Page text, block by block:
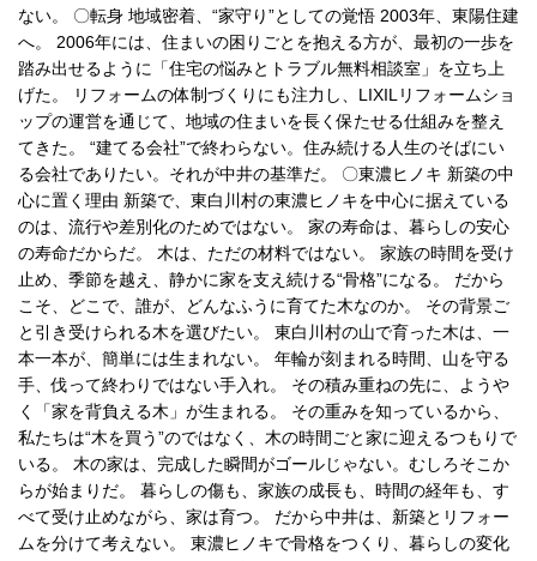
ない。 〇転身 地域密着、“家守り”としての覚悟 2003年、東陽住建
へ。 2006年には、住まいの困りごとを抱える方が、最初の一歩を
踏み出せるように「住宅の悩みとトラブル無料相談室」を立ち上
げた。 リフォームの体制づくりにも注力し、LIXILリフォームショ
ップの運営を通じて、地域の住まいを長く保たせる仕組みを整え
てきた。 “建てる会社”で終わらない。住み続ける人生のそばにい
る会社でありたい。それが中井の基準だ。 〇東濃ヒノキ 新築の中
心に置く理由 新築で、東白川村の東濃ヒノキを中心に据えている
のは、流行や差別化のためではない。 家の寿命は、暮らしの安心
の寿命だからだ。 木は、ただの材料ではない。 家族の時間を受け
止め、季節を越え、静かに家を支え続ける“骨格”になる。 だから
こそ、どこで、誰が、どんなふうに育てた木なのか。 その背景ご
と引き受けられる木を選びたい。 東白川村の山で育った木は、一
本一本が、簡単には生まれない。 年輪が刻まれる時間、山を守る
手、伐って終わりではない手入れ。 その積み重ねの先に、ようや
く「家を背負える木」が生まれる。 その重みを知っているから、
私たちは“木を買う”のではなく、木の時間ごと家に迎えるつもりで
いる。 木の家は、完成した瞬間がゴールじゃない。むしろそこか
らが始まりだ。 暮らしの傷も、家族の成長も、時間の経年も、す
べて受け止めながら、家は育つ。 だから中井は、新築とリフォー
ムを分けて考えない。 東濃ヒノキで骨格をつくり、暮らしの変化